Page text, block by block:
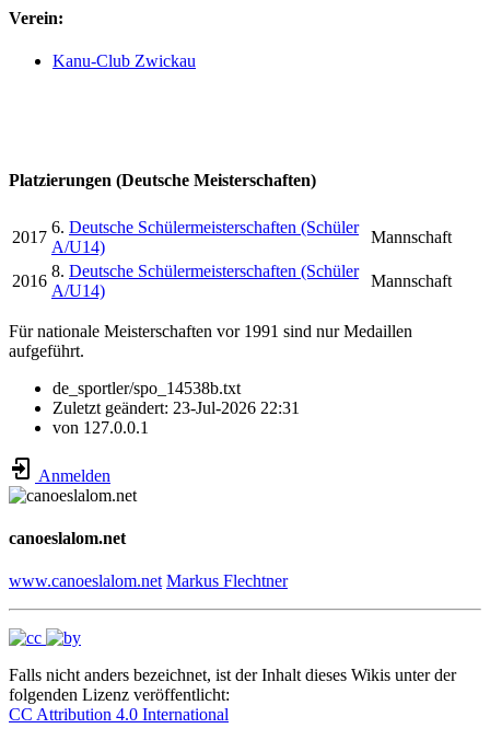
Verein:
Kanu-Club Zwickau
Platzierungen (Deutsche Meisterschaften)
2017
6. Deutsche Schülermeisterschaften (Schüler
A/U14)
Mannschaft
2016
8. Deutsche Schülermeisterschaften (Schüler
A/U14)
Mannschaft
Für nationale Meisterschaften vor 1991 sind nur Medaillen
aufgeführt.
de_sportler/spo_14538b.txt
Zuletzt geändert: 23-Jul-2026 22:31
von 127.0.0.1
Anmelden
canoeslalom.net
www.canoeslalom.net Markus Flechtner
Falls nicht anders bezeichnet, ist der Inhalt dieses Wikis unter der
folgenden Lizenz veröffentlicht:
CC Attribution 4.0 International